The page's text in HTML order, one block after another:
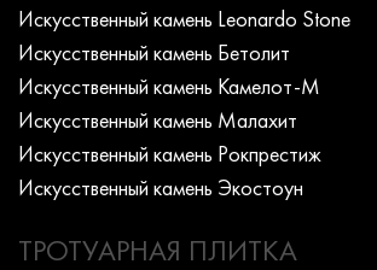
Искусcтвенный камень Leonardo Stone
Искусcтвенный камень Бетолит
Искусcтвенный камень Камелот-М
Искусcтвенный камень Малахит
Искусcтвенный камень Рокпрестиж
Искусcтвенный камень Экостоун
ТРОТУАРНАЯ ПЛИТКА